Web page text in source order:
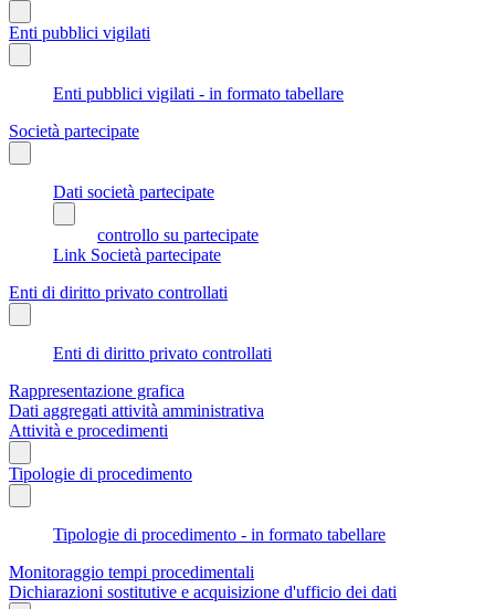
Enti pubblici vigilati
Enti pubblici vigilati - in formato tabellare
Società partecipate
Dati società partecipate
controllo su partecipate
Link Società partecipate
Enti di diritto privato controllati
Enti di diritto privato controllati
Rappresentazione grafica
Dati aggregati attività amministrativa
Attività e procedimenti
Tipologie di procedimento
Tipologie di procedimento - in formato tabellare
Monitoraggio tempi procedimentali
Dichiarazioni sostitutive e acquisizione d'ufficio dei dati